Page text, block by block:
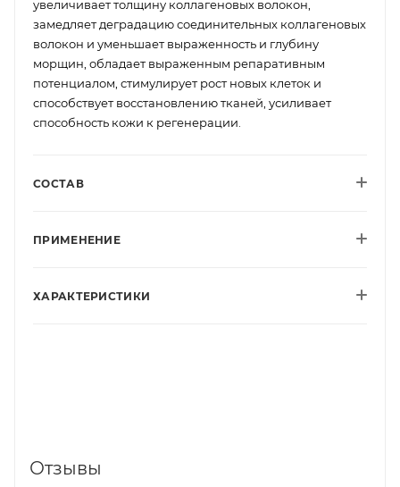
увеличивает толщину коллагеновых волокон,
замедляет деградацию соединительных коллагеновых
волокон и уменьшает выраженность и глубину
морщин, обладает выраженным репаративным
потенциалом, стимулирует рост новых клеток и
способствует восстановлению тканей, усиливает
способность кожи к регенерации.
СОСТАВ
ПРИМЕНЕНИЕ
ХАРАКТЕРИСТИКИ
Отзывы